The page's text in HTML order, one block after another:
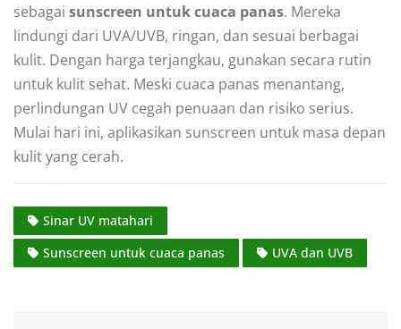
sebagai sunscreen untuk cuaca panas. Mereka
lindungi dari UVA/UVB, ringan, dan sesuai berbagai
kulit. Dengan harga terjangkau, gunakan secara rutin
untuk kulit sehat. Meski cuaca panas menantang,
perlindungan UV cegah penuaan dan risiko serius.
Mulai hari ini, aplikasikan sunscreen untuk masa depan
kulit yang cerah.
Sinar UV matahari
Sunscreen untuk cuaca panas
UVA dan UVB